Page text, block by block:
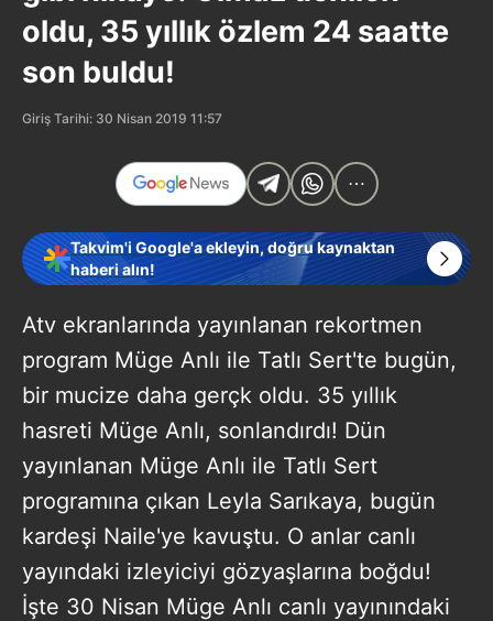
oldu, 35 yıllık özlem 24 saatte
son buldu!
Giriş Tarihi: 30 Nisan 2019 11:57
Takvim'i Google'a ekleyin, doğru kaynaktan
haberi alın!
Atv ekranlarında yayınlanan rekortmen
program Müge Anlı ile Tatlı Sert'te bugün,
bir mucize daha gerçk oldu. 35 yıllık
hasreti Müge Anlı, sonlandırdı! Dün
yayınlanan Müge Anlı ile Tatlı Sert
programına çıkan Leyla Sarıkaya, bugün
kardeşi Naile'ye kavuştu. O anlar canlı
yayındaki izleyiciyi gözyaşlarına boğdu!
İşte 30 Nisan Müge Anlı canlı yayınındaki